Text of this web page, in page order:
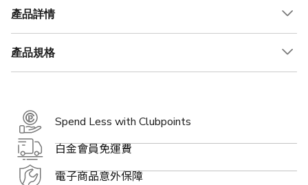
產品詳情
產品規格
Spend Less with Clubpoints
白金會員免運費
電子商品意外保障